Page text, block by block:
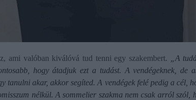
ami valóban kiválóvá tud tenni egy szakembert. „A
hogy átadjuk ezt a tudást. A vendégeknek, de
tanulni akar, akkor segíted. A vendégek felé pedig a cél,
nélkül. A sommelier szakma nem csak arról szól,